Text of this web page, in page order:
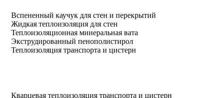
Вспененный каучук для стен и перекрытий
Жидкая теплоизоляция для стен
Теплоизоляционная минеральная вата
Экструдированный пенополистирол
Теплоизоляция транспорта и цистерн
Кварцевая теплоизоляция транспорта и цистерн